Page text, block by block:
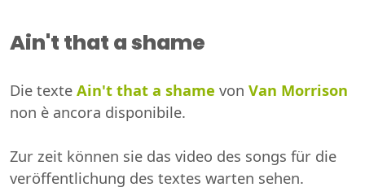
Ain't that a shame
Die texte Ain't that a shame von Van Morrison
non è ancora disponibile.
Zur zeit können sie das video des songs für die
veröffentlichung des textes warten sehen.